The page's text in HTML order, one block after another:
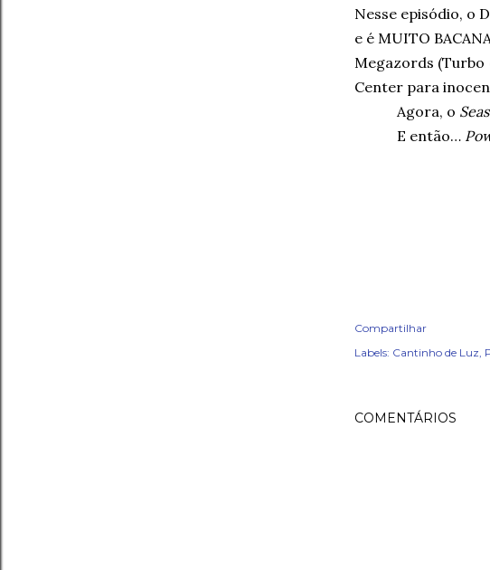
Nesse episódio, o
e é MUITO
Megazords (Turbo
Center para
Agora, o
E então…
Compartilhar
Labels: Cantinho de Luz
COMENTÁRIOS